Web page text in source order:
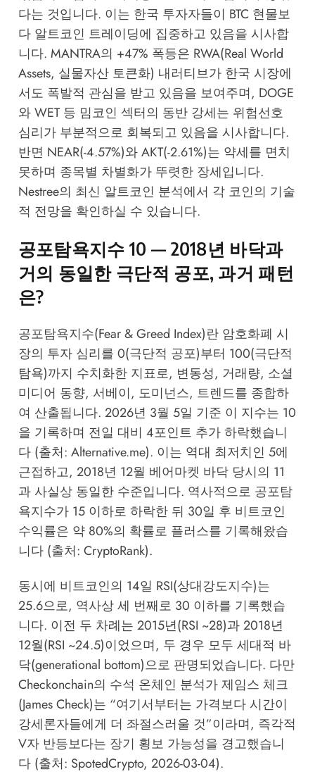
다는 것입니다. 이는 한국 투자자들이 BTC 현물보
다 알트코인 트레이딩에 집중하고 있음을 시사합
니다. MANTRA의 +47% 폭등은 RWA(Real World
Assets, 실물자산 토큰화) 내러티브가 한국 시장에
서도 폭발적 관심을 받고 있음을 보여주며, DOGE
와 WET 등 밈코인 섹터의 동반 강세는 위험선호
심리가 부분적으로 회복되고 있음을 시사합니다.
반면 NEAR(-4.57%)와 AKT(-2.61%)는 약세를 면치
못하며 종목별 차별화가 뚜렷한 장세입니다.
Nestree의 최신 알트코인 분석에서 각 코인의 기술
적 전망을 확인하실 수 있습니다.
공포탐욕지수 10 — 2018년 바닥과
거의 동일한 극단적 공포, 과거 패턴
은?
공포탐욕지수(Fear & Greed Index)란 암호화폐 시
장의 투자 심리를 0(극단적 공포)부터 100(극단적
탐욕)까지 수치화한 지표로, 변동성, 거래량, 소셜
미디어 동향, 서베이, 도미넌스, 트렌드를 종합하
여 산출됩니다. 2026년 3월 5일 기준 이 지수는 10
을 기록하며 전일 대비 4포인트 추가 하락했습니
다 (출처: Alternative.me). 이는 역대 최저치인 5에
근접하고, 2018년 12월 베어마켓 바닥 당시의 11
과 사실상 동일한 수준입니다. 역사적으로 공포탐
욕지수가 15 이하로 하락한 뒤 30일 후 비트코인
수익률은 약 80%의 확률로 플러스를 기록해왔습
니다 (출처: CryptoRank).
동시에 비트코인의 14일 RSI(상대강도지수)는
25.6으로, 역사상 세 번째로 30 이하를 기록했습
니다. 이전 두 차례는 2015년(RSI ~28)과 2018년
12월(RSI ~24.5)이었으며, 두 경우 모두 세대적 바
닥(generational bottom)으로 판명되었습니다. 다만
Checkonchain의 수석 온체인 분석가 제임스 체크
(James Check)는 “여기서부터는 가격보다 시간이
강세론자들에게 더 좌절스러울 것”이라며, 즉각적
V자 반등보다는 장기 횡보 가능성을 경고했습니
다 (출처: SpotedCrypto, 2026-03-04).